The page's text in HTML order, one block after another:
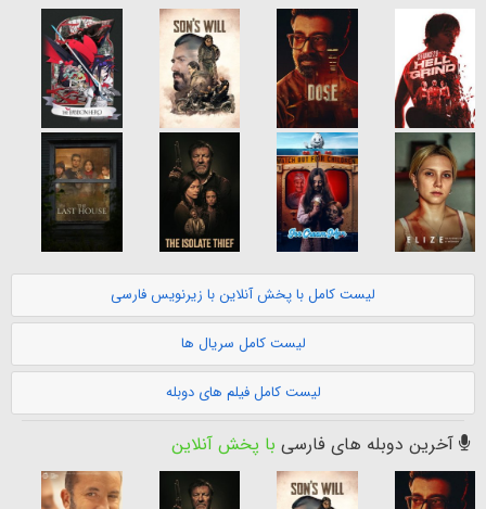
لیست کامل با پخش آنلاین با زیرنویس فارسی
لیست کامل سریال ها
لیست کامل فیلم های دوبله
آخرین دوبله های فارسی با پخش آنلاین